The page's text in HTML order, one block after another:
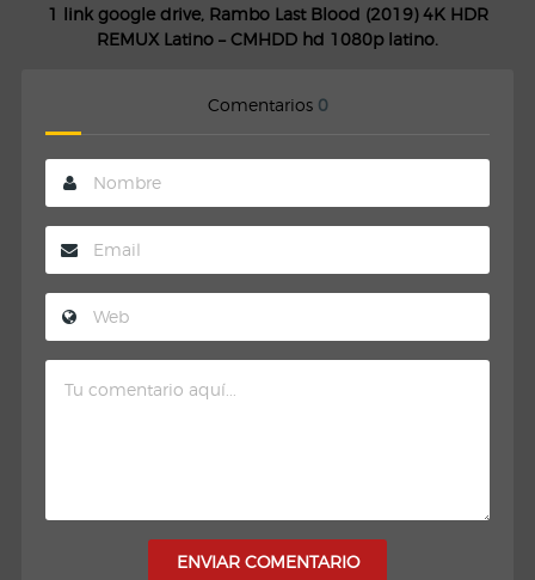
1 link google drive, Rambo Last Blood (2019) 4K HDR
REMUX Latino – CMHDD hd 1080p latino.
Comentarios 0
ENVIAR COMENTARIO